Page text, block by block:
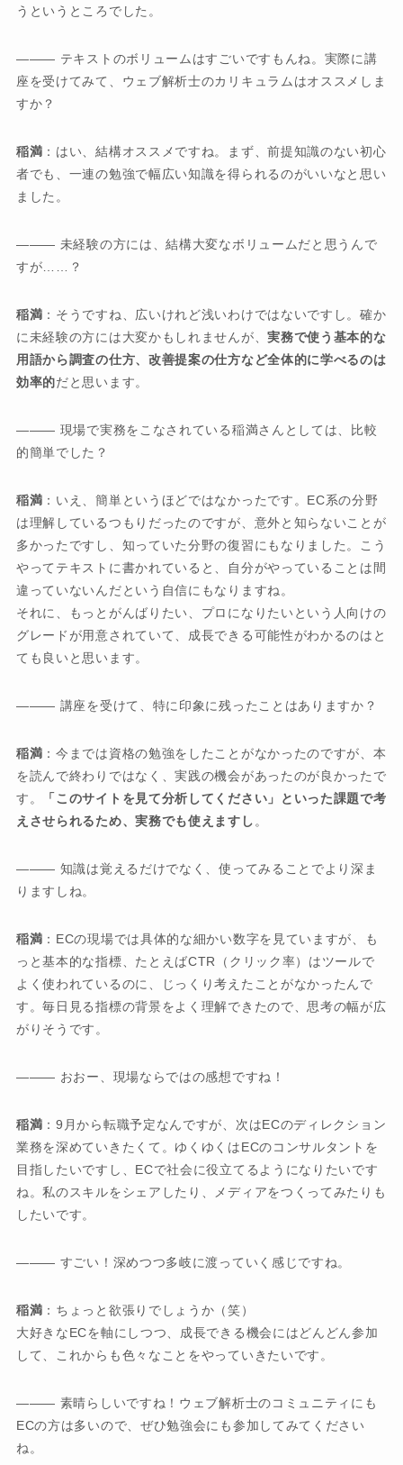
うというところでした。
――― テキストのボリュームはすごいですもんね。実際に講
座を受けてみて、ウェブ解析士のカリキュラムはオススメしま
すか？
稲満 ：はい、結構オススメですね。まず、前提知識のない初心
者でも、一連の勉強で幅広い知識を得られるのがいいなと思い
ました。
――― 未経験の方には、結構大変なボリュームだと思うんで
すが……？
稲満 ：そうですね、広いけれど浅いわけではないですし。確か
に未経験の方には大変かもしれませんが、実務で使う基本的な
用語から調査の仕方、改善提案の仕方など全体的に学べるのは
効率的だと思います。
――― 現場で実務をこなされている稲満さんとしては、比較
的簡単でした？
稲満 ：いえ、簡単というほどではなかったです。EC系の分野
は理解しているつもりだったのですが、意外と知らないことが
多かったですし、知っていた分野の復習にもなりました。こう
やってテキストに書かれていると、自分がやっていることは間
違っていないんだという自信にもなりますね。
それに、もっとがんばりたい、プロになりたいという人向けの
グレードが用意されていて、成長できる可能性がわかるのはと
ても良いと思います。
――― 講座を受けて、特に印象に残ったことはありますか？
稲満 ：今までは資格の勉強をしたことがなかったのですが、本
を読んで終わりではなく、実践の機会があったのが良かったで
す。
「このサイトを見て分析してください」といった課題で考
えさせられるため、実務でも使えますし 。
――― 知識は覚えるだけでなく、使ってみることでより深ま
りますしね。
稲満 ：ECの現場では具体的な細かい数字を見ていますが、も
っと基本的な指標、たとえばCTR（クリック率）はツールで
よく使われているのに、じっくり考えたことがなかったんで
す。毎日見る指標の背景をよく理解できたので、思考の幅が広
がりそうです。
――― おおー、現場ならではの感想ですね！
稲満 ：9月から転職予定なんですが、次はECのディレクション
業務を深めていきたくて。ゆくゆくはECのコンサルタントを
目指したいですし、ECで社会に役立てるようになりたいです
ね。私のスキルをシェアしたり、メディアをつくってみたりも
したいです。
――― すごい！深めつつ多岐に渡っていく感じですね。
稲満 ：ちょっと欲張りでしょうか（笑）
大好きなECを軸にしつつ、成長できる機会にはどんどん参加
して、これからも色々なことをやっていきたいです。
――― 素晴らしいですね！ウェブ解析士のコミュニティにも
ECの方は多いので、ぜひ勉強会にも参加してみてください
ね。